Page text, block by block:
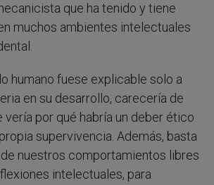
que ha tenido y tiene
muchos ambientes intelectuales
humano fuese explicable solo a
en su desarrollo, carecería de
vería por qué habría un deber ético
supervivencia. Además, basta
de nuestros comportamientos libres
intelectuales, para